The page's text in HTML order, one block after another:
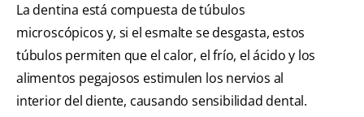
La dentina está compuesta de túbulos
microscópicos y, si el esmalte se desgasta, estos
túbulos permiten que el calor, el frío, el ácido y los
alimentos pegajosos estimulen los nervios al
interior del diente, causando sensibilidad dental.